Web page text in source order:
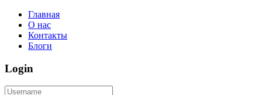
Главная
О нас
Контакты
Блоги
Login